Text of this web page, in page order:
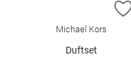
Michael Kors
Duftset